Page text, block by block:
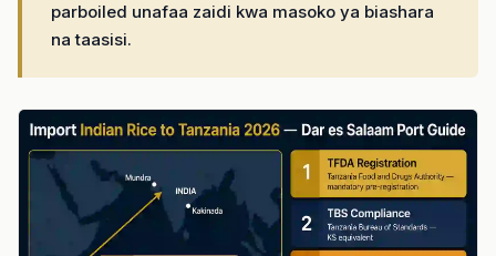
parboiled unafaa zaidi kwa masoko ya biashara
na taasisi.